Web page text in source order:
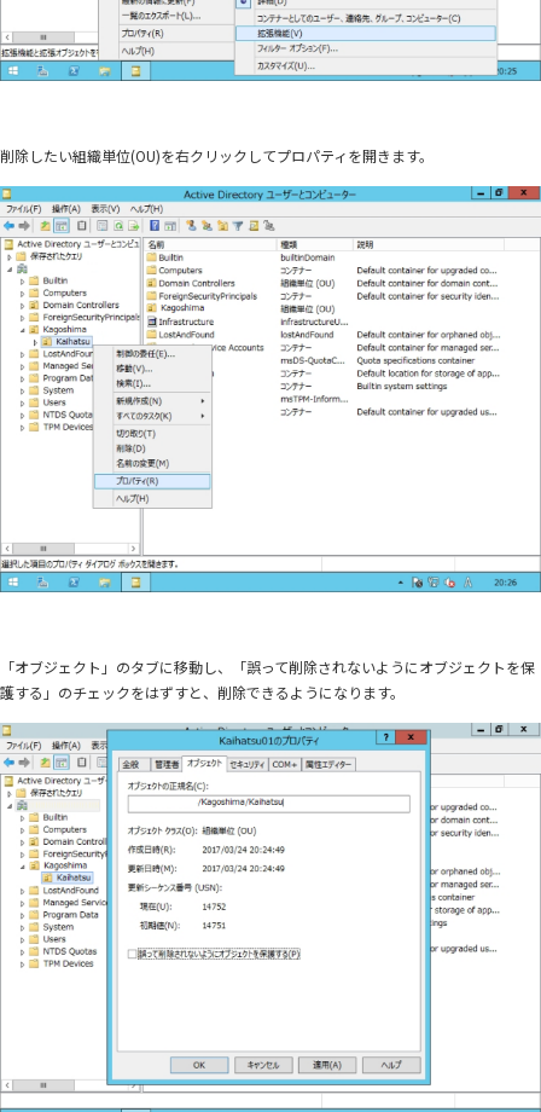
削除したい組織単位(OU)を右クリックしてプロパティを開きます。
「オブジェクト」のタブに移動し、「誤って削除されないようにオブジェクトを保
護する」のチェックをはずすと、削除できるようになります。